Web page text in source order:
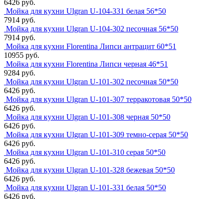
6426 руб.
Мойка для кухни Ulgran U-104-331 белая 56*50
7914 руб.
Мойка для кухни Ulgran U-104-302 песочная 56*50
7914 руб.
Мойка для кухни Florentina Липси антрацит 60*51
10955 руб.
Мойка для кухни Florentina Липси черная 46*51
9284 руб.
Мойка для кухни Ulgran U-101-302 песочная 50*50
6426 руб.
Мойка для кухни Ulgran U-101-307 терракотовая 50*50
6426 руб.
Мойка для кухни Ulgran U-101-308 черная 50*50
6426 руб.
Мойка для кухни Ulgran U-101-309 темно-серая 50*50
6426 руб.
Мойка для кухни Ulgran U-101-310 серая 50*50
6426 руб.
Мойка для кухни Ulgran U-101-328 бежевая 50*50
6426 руб.
Мойка для кухни Ulgran U-101-331 белая 50*50
6426 руб.